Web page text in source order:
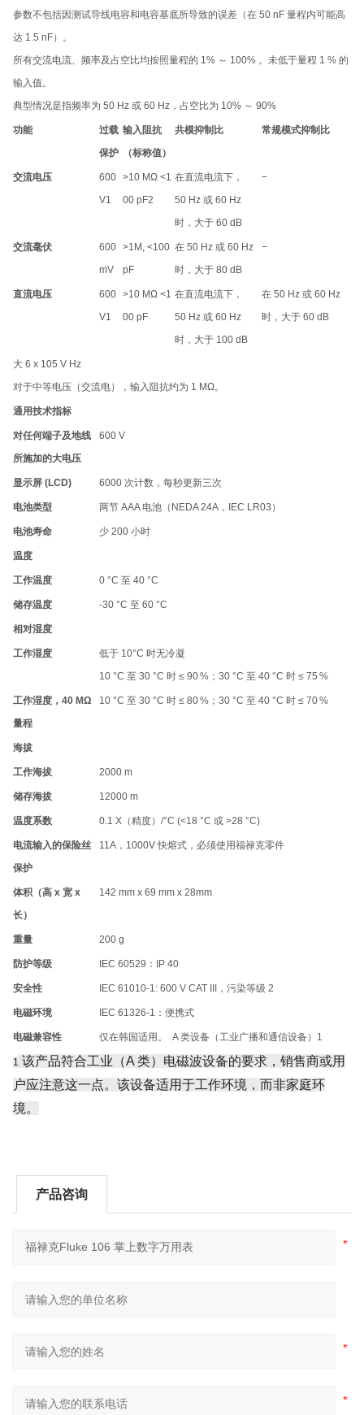
参数不包括因测试导线电容和电容基底所导致的误差（在 50 nF 量程内可能高
达 1.5 nF）。
所有交流电流、频率及占空比均按照量程的 1% ～ 100% 。未低于量程 1 % 的
输入值。
典型情况是指频率为 50 Hz 或 60 Hz，占空比为 10% ～ 90%
功能
过载
保护
输入阻抗
（标称值）
共模抑制比 常规模式抑制比
交流电压
600
V1
>10 MΩ <1
00 pF2
在直流电流下，
50 Hz 或 60 Hz
时，大于 60 dB
−
交流毫伏
600
mV
>1M, <100
pF
在 50 Hz 或 60 Hz
时，大于 80 dB
−
直流电压
600
V1
>10 MΩ <1
00 pF
在直流电流下，
50 Hz 或 60 Hz
时，大于 100 dB
在 50 Hz 或 60 Hz
时，大于 60 dB
大 6 x 105 V Hz
对于中等电压（交流电），输入阻抗约为 1 MΩ。
通用技术指标
对任何端子及地线
所施加的大电压
600 V
显示屏 (LCD) 6000 次计数，每秒更新三次
电池类型 两节 AAA 电池（NEDA 24A，IEC LR03）
电池寿命 少 200 小时
温度
工作温度 0 °C 至 40 °C
储存温度 -30 °C 至 60 °C
相对湿度
工作湿度
低于 10°C 时无冷凝
10 °C 至 30 °C 时 ≤ 90 %；30 °C 至 40 °C 时 ≤ 75 %
工作湿度，40 MΩ
量程
10 °C 至 30 °C 时 ≤ 80 %；30 °C 至 40 °C 时 ≤ 70 %
海拔
工作海拔 2000 m
储存海拔 12000 m
温度系数 0.1 X（精度）/°C (<18 °C 或 >28 °C)
电流输入的保险丝
保护
11A，1000V 快熔式，必须使用福禄克零件
体积（高 x 宽 x
长）
142 mm x 69 mm x 28mm
重量 200 g
防护等级 IEC 60529：IP 40
安全性 IEC 61010-1: 600 V CAT III，污染等级 2
电磁环境 IEC 61326-1：便携式
电磁兼容性 仅在韩国适用。 A 类设备（工业广播和通信设备） 1
1 该产品符合工业（A 类）电磁波设备的要求，销售商或用
户应注意这一点。该设备适用于工作环境，而非家庭环
境。
产品咨询